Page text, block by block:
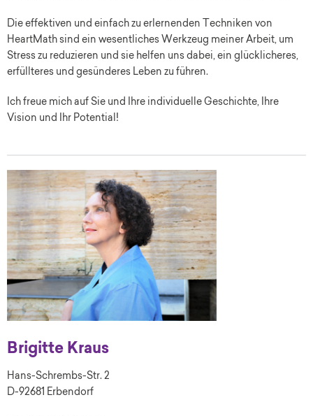
Die effektiven und einfach zu erlernenden Techniken von
HeartMath sind ein wesentliches Werkzeug meiner Arbeit, um
Stress zu reduzieren und sie helfen uns dabei, ein glücklicheres,
erfüllteres und gesünderes Leben zu führen.
Ich freue mich auf Sie und Ihre individuelle Geschichte, Ihre
Vision und Ihr Potential!
Brigitte Kraus
Hans-Schrembs-Str. 2
D-92681 Erbendorf